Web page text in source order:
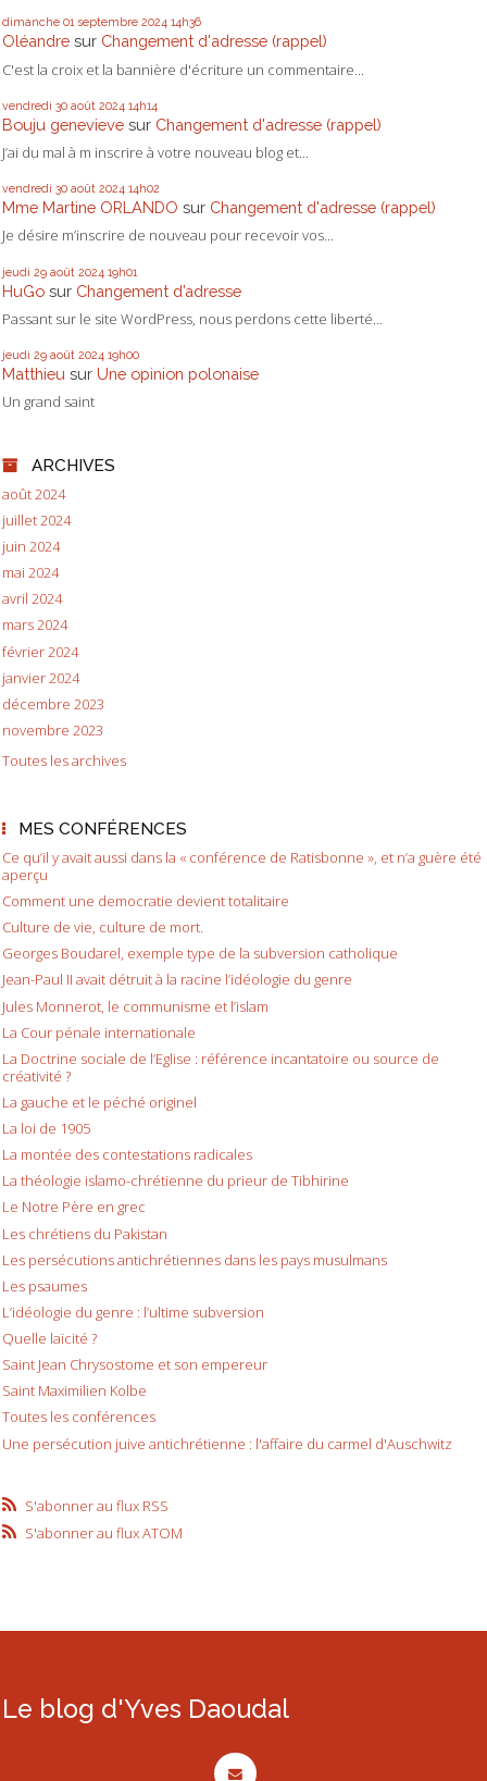
dimanche 01 septembre 2024 14h36
Oléandre sur Changement d'adresse (rappel)
C'est la croix et la bannière d'écriture un commentaire...
vendredi 30 août 2024 14h14
Bouju genevieve sur Changement d'adresse (rappel)
J’ai du mal à m inscrire à votre nouveau blog et...
vendredi 30 août 2024 14h02
Mme Martine ORLANDO sur Changement d'adresse (rappel)
Je désire m’inscrire de nouveau pour recevoir vos...
jeudi 29 août 2024 19h01
HuGo sur Changement d’adresse
Passant sur le site WordPress, nous perdons cette liberté...
jeudi 29 août 2024 19h00
Matthieu sur Une opinion polonaise
Un grand saint
ARCHIVES
août 2024
juillet 2024
juin 2024
mai 2024
avril 2024
mars 2024
février 2024
janvier 2024
décembre 2023
novembre 2023
Toutes les archives
MES CONFÉRENCES
Ce qu’il y avait aussi dans la « conférence de Ratisbonne », et n’a guère été
aperçu
Comment une democratie devient totalitaire
Culture de vie, culture de mort.
Georges Boudarel, exemple type de la subversion catholique
Jean-Paul II avait détruit à la racine l’idéologie du genre
Jules Monnerot, le communisme et l’islam
La Cour pénale internationale
La Doctrine sociale de l’Eglise : référence incantatoire ou source de
créativité ?
La gauche et le péché originel
La loi de 1905
La montée des contestations radicales
La théologie islamo-chrétienne du prieur de Tibhirine
Le Notre Père en grec
Les chrétiens du Pakistan
Les persécutions antichrétiennes dans les pays musulmans
Les psaumes
L’idéologie du genre : l’ultime subversion
Quelle laïcité ?
Saint Jean Chrysostome et son empereur
Saint Maximilien Kolbe
Toutes les conférences
Une persécution juive antichrétienne : l'affaire du carmel d'Auschwitz
S'abonner au flux RSS
S'abonner au flux ATOM
Le blog d'Yves Daoudal